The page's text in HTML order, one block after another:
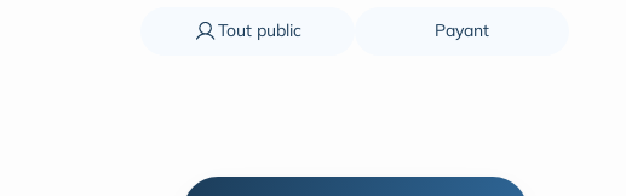
Tout public Payant